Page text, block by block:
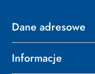
Dane adresowe
Informacje